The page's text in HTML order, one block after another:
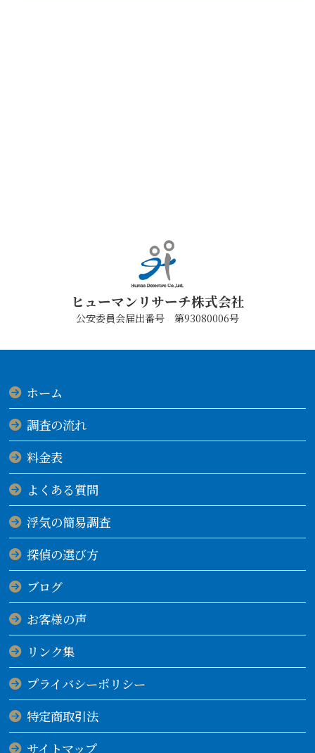
ヒューマンリサーチ株式会社
公安委員会届出番号 第93080006号
ホーム
調査の流れ
料金表
よくある質問
浮気の簡易調査
探偵の選び方
ブログ
お客様の声
リンク集
プライバシーポリシー
特定商取引法
サイトマップ